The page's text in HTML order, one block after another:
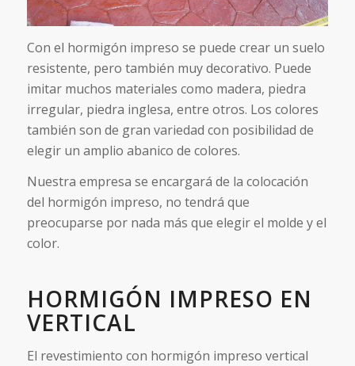
Con el hormigón impreso se puede crear un suelo
resistente, pero también muy decorativo. Puede
imitar muchos materiales como madera, piedra
irregular, piedra inglesa, entre otros. Los colores
también son de gran variedad con posibilidad de
elegir un amplio abanico de colores.
Nuestra empresa se encargará de la colocación
del hormigón impreso, no tendrá que
preocuparse por nada más que elegir el molde y el
color.
HORMIGÓN IMPRESO EN
VERTICAL
El revestimiento con hormigón impreso vertical